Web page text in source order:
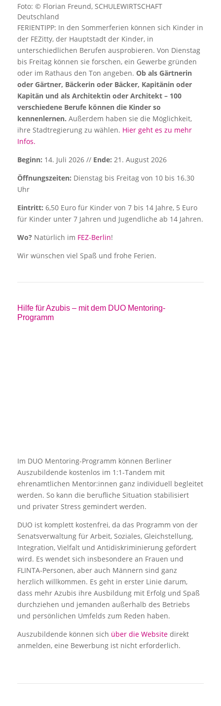
Foto: © Florian Freund, SCHULEWIRTSCHAFT
Deutschland
FERIENTIPP: In den Sommerferien können sich Kinder in
der FEZitty, der Hauptstadt der Kinder, in
unterschiedlichen Berufen ausprobieren. Von Dienstag
bis Freitag können sie forschen, ein Gewerbe gründen
oder im Rathaus den Ton angeben. Ob als Gärtnerin
oder Gärtner, Bäckerin oder Bäcker, Kapitänin oder
Kapitän und als Architektin oder Architekt – 100
verschiedene Berufe können die Kinder so
kennenlernen. Außerdem haben sie die Möglichkeit,
ihre Stadtregierung zu wählen. Hier geht es zu mehr
Infos.
Beginn: 14. Juli 2026 // Ende: 21. August 2026
Öffnungszeiten: Dienstag bis Freitag von 10 bis 16.30
Uhr
Eintritt: 6,50 Euro für Kinder von 7 bis 14 Jahre, 5 Euro
für Kinder unter 7 Jahren und Jugendliche ab 14 Jahren.
Wo? Natürlich im FEZ-Berlin!
Wir wünschen viel Spaß und frohe Ferien.
Hilfe für Azubis – mit dem DUO Mentoring-
Programm
Im DUO Mentoring-Programm können Berliner
Auszubildende kostenlos im 1:1-Tandem mit
ehrenamtlichen Mentor:innen ganz individuell begleitet
werden. So kann die berufliche Situation stabilisiert
und privater Stress gemindert werden.
DUO ist komplett kostenfrei, da das Programm von der
Senatsverwaltung für Arbeit, Soziales, Gleichstellung,
Integration, Vielfalt und Antidiskriminierung gefördert
wird. Es wendet sich insbesondere an Frauen und
FLINTA-Personen, aber auch Männern sind ganz
herzlich willkommen. Es geht in erster Linie darum,
dass mehr Azubis ihre Ausbildung mit Erfolg und Spaß
durchziehen und jemanden außerhalb des Betriebs
und persönlichen Umfelds zum Reden haben.
Auszubildende können sich über die Website direkt
anmelden, eine Bewerbung ist nicht erforderlich.